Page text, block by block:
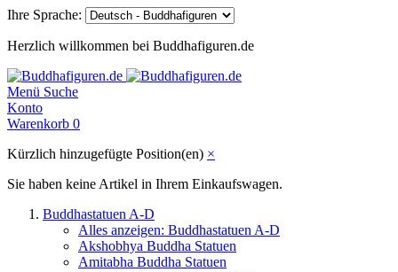
Ihre Sprache:
Herzlich willkommen bei Buddhafiguren.de
Menü Suche
Konto
Warenkorb 0
Kürzlich hinzugefügte Position(en) ×
Sie haben keine Artikel in Ihrem Einkaufswagen.
Buddhastatuen A-D
Alles anzeigen: Buddhastatuen A-D
Akshobhya Buddha Statuen
Amitabha Buddha Statuen